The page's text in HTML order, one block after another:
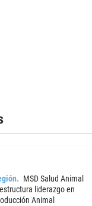
MSD Salud Animal
liderazgo en
Animal